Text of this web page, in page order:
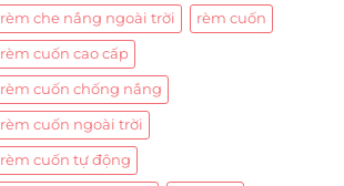
rèm che nắng ngoài trời rèm cuốn
rèm cuốn cao cấp
rèm cuốn chống nắng
rèm cuốn ngoài trời
rèm cuốn tự động